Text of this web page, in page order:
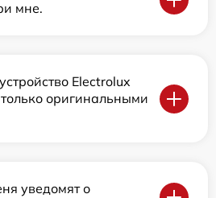
мне.
Electrolux
оригинальными
уведомят о